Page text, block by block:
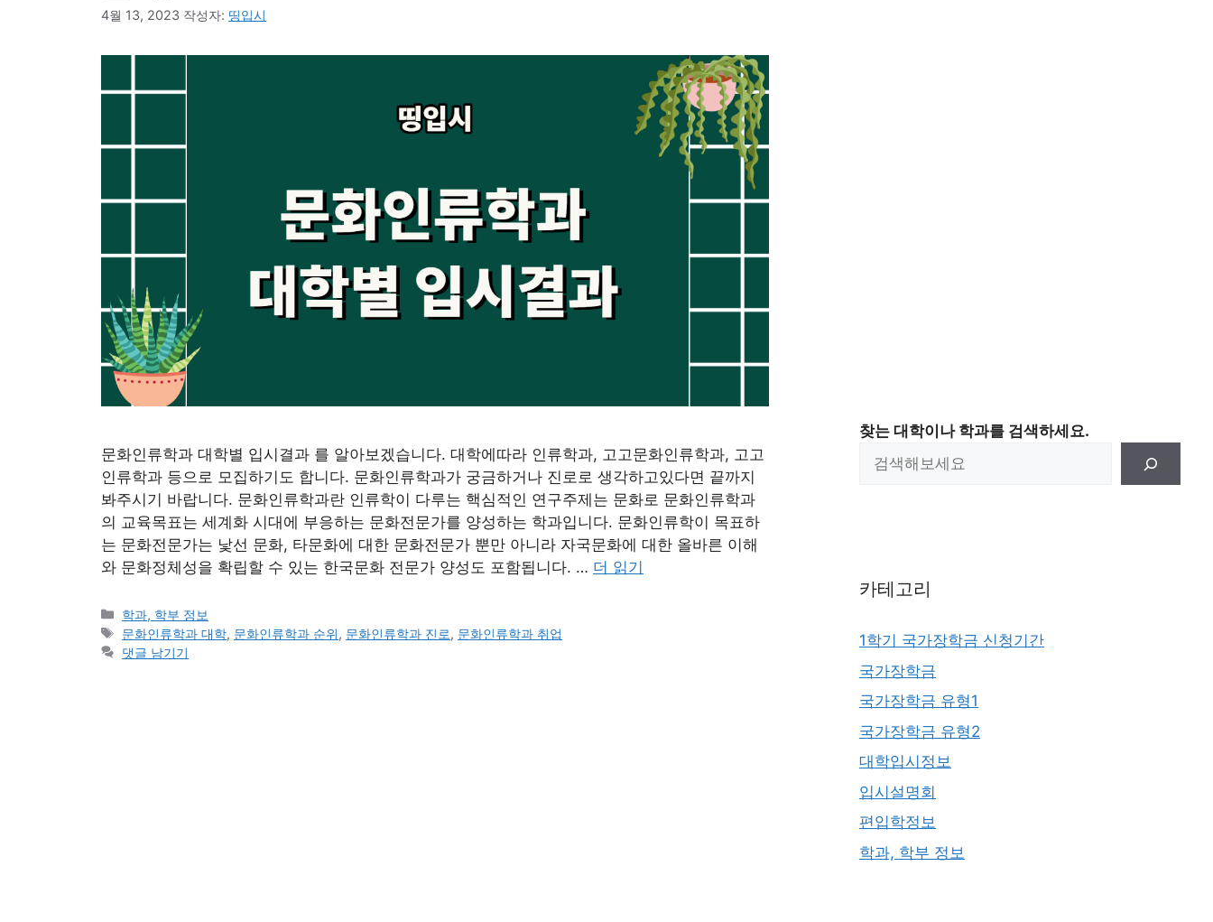
4월 13, 2023 작성자: 띵입시
문화인류학과 대학별 입시결과 를 알아보겠습니다. 대학에따라 인류학과, 고고문화인류학과, 고고
인류학과 등으로 모집하기도 합니다. 문화인류학과가 궁금하거나 진로로 생각하고있다면 끝까지
봐주시기 바랍니다. 문화인류학과란 인류학이 다루는 핵심적인 연구주제는 문화로 문화인류학과
의 교육목표는 세계화 시대에 부응하는 문화전문가를 양성하는 학과입니다. 문화인류학이 목표하
는 문화전문가는 낯선 문화, 타문화에 대한 문화전문가 뿐만 아니라 자국문화에 대한 올바른 이해
와 문화정체성을 확립할 수 있는 한국문화 전문가 양성도 포함됩니다. … 더 읽기
카
테
고
학과, 학부 정보
태
그
문화인류학과 대학, 문화인류학과 순위, 문화인류학과 진로, 문화인류학과 취업
댓글 남기기
찾는 대학이나 학과를 검색하세요.
카테고리
1학기 국가장학금 신청기간
국가장학금
국가장학금 유형1
국가장학금 유형2
대학입시정보
입시설명회
편입학정보
학과, 학부 정보